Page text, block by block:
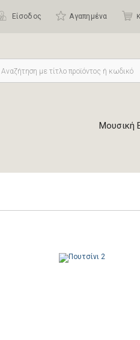
Είσοδος Αγαπημένα
Μουσική